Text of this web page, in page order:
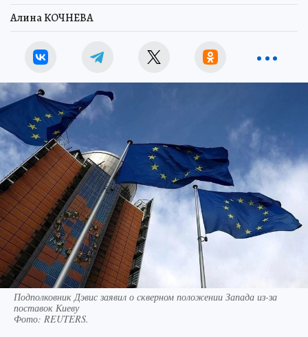
Алина КОЧНЕВА
Подполковник Дэвис заявил о скверном положении Запада из-за
поставок Киеву
Фото: REUTERS.